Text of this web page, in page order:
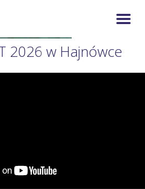
2026 w Hajnówce